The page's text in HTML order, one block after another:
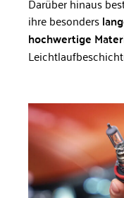
ihre besonders
hochwertige